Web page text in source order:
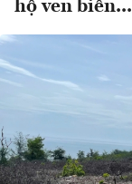
hộ ven biển...